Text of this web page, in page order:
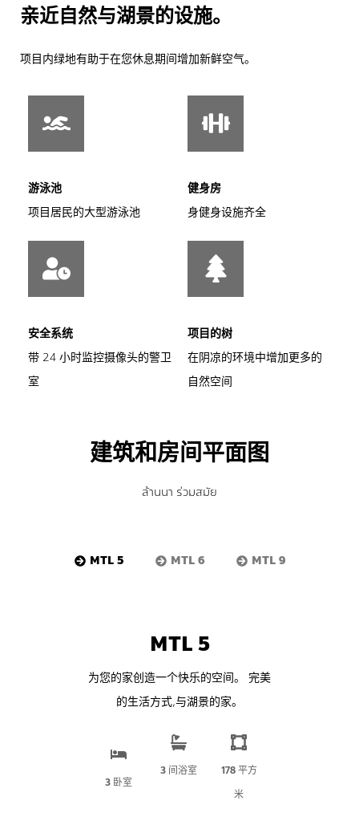
亲近自然与湖景的设施。
项目内绿地有助于在您休息期间增加新鲜空气。
游泳池
项目居民的大型游泳池
健身房
身健身设施齐全
安全系统
带 24 小时监控摄像头的警卫
室
项目的树
在阴凉的环境中增加更多的
自然空间
建筑和房间平面图
ล้านนา ร่วมสมัย
MTL 5 MTL 6 MTL 9
MTL 5​
为您的家创造一个快乐的空间。 完美
的生活方式,与湖景的家。
3 卧室
3 间浴室
178 平方
米